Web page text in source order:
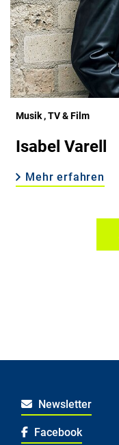
Musik , TV & Film
Isabel Varell
Mehr erfahren
Newsletter
Facebook